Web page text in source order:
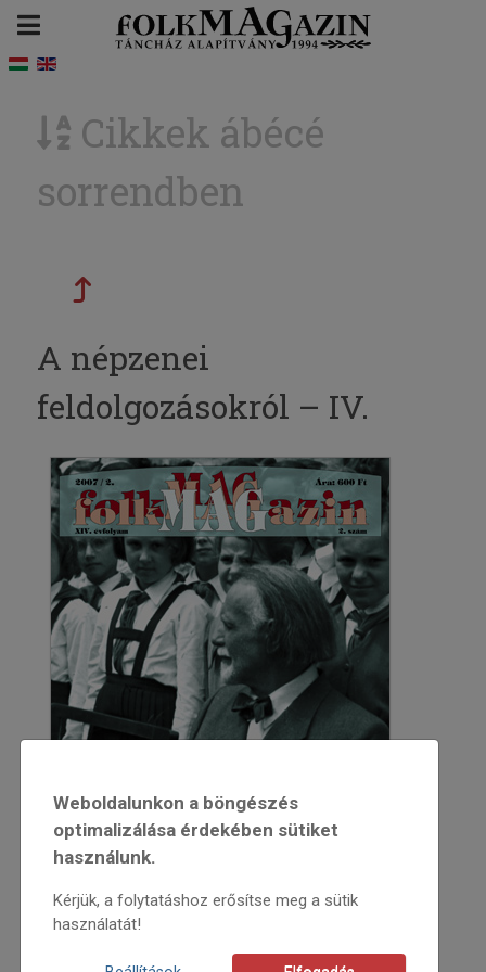
Cikkek ábécé
sorrendben
A népzenei
feldolgozásokról – IV.
Weboldalunkon a böngészés
optimalizálása érdekében sütiket
használunk.
Kérjük, a folytatáshoz erősítse meg a sütik
használatát!